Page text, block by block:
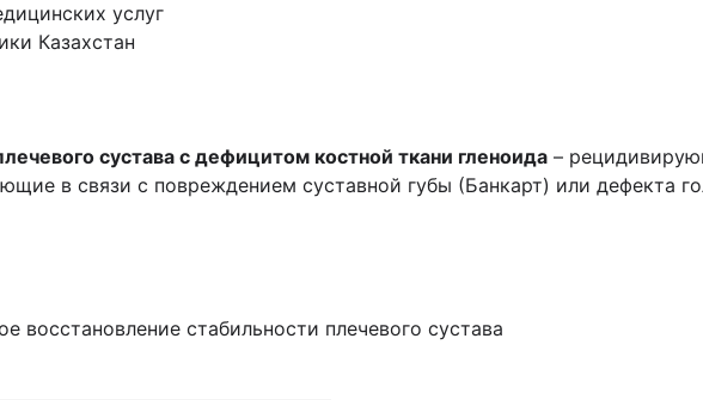
услуг
Казахстан
сустава с дефицитом костной ткани гленоида –
в связи с повреждением суставной губы (Банкарт) или дефекта
восстановление стабильности плечевого сустава